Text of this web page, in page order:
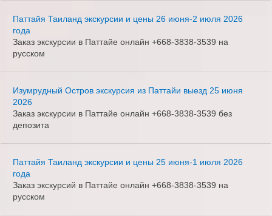
Паттайя Таиланд экскурсии и цены 26 июня-2 июля 2026
года
Заказ экскурсии в Паттайе онлайн +668-3838-3539 на
русском
Изумрудный Остров экскурсия из Паттайи выезд 25 июня
2026
Заказ экскурсии в Паттайе онлайн +668-3838-3539 без
депозита
Паттайя Таиланд экскурсии и цены 25 июня-1 июля 2026
года
Заказ экскурсий в Паттайе онлайн +668-3838-3539 на
русском